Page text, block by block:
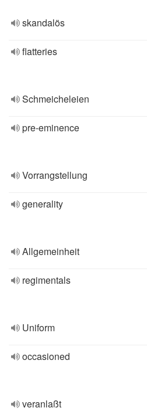
skandalös
flatteries
Schmeicheleien
pre-eminence
Vorrangstellung
generality
Allgemeinheit
regimentals
Uniform
occasioned
veranlaßt